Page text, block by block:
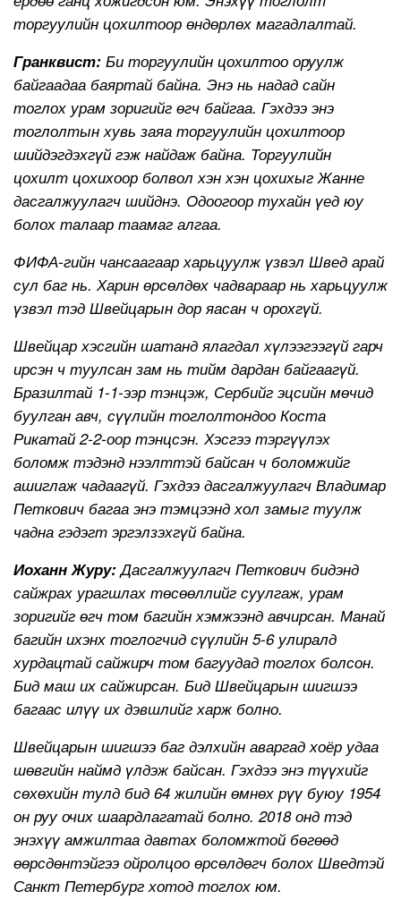
торгуулийн цохилтоор өндөрлөх магадлалтай.
Гранквист: Би торгуулийн цохилтоо оруулж
байгаадаа баяртай байна. Энэ нь надад сайн
тоглох урам зоригийг өгч байгаа. Гэхдээ энэ
тоглолтын хувь заяа торгуулийн цохилтоор
шийдэгдэхгүй гэж найдаж байна. Торгуулийн
цохилт цохихоор болвол хэн хэн цохихыг Жанне
дасгалжуулагч шийднэ. Одоогоор тухайн үед юу
болох талаар таамаг алгаа.
ФИФА-гийн чансаагаар харьцуулж үзвэл Швед арай
сул баг нь. Харин өрсөлдөх чадвараар нь харьцуулж
үзвэл тэд Швейцарын дор яасан ч орохгүй.
Швейцар хэсгийн шатанд ялагдал хүлээгээгүй гарч
ирсэн ч туулсан зам нь тийм дардан байгаагүй.
Бразилтай 1-1-ээр тэнцэж, Сербийг эцсийн мөчид
буулган авч, сүүлийн тоглолтондоо Коста
Рикатай 2-2-оор тэнцсэн. Хэсгээ тэргүүлэх
боломж тэдэнд нээлттэй байсан ч боломжийг
ашиглаж чадаагүй. Гэхдээ дасгалжуулагч Владимар
Петкович багаа энэ тэмцээнд хол замыг туулж
чадна гэдэгт эргэлзэхгүй байна.
Иоханн Журу:Дасгалжуулагч Петкович бидэнд
сайжрах урагшлах төсөөллийг суулгаж, урам
зоригийг өгч том багийн хэмжээнд авчирсан. Манай
багийн ихэнх тоглогчид сүүлийн 5-6 улиралд
хурдацтай сайжирч том багуудад тоглох болсон.
Бид маш их сайжирсан. Бид Швейцарын шигшээ
багаас илүү их дэвшлийг харж болно.
Швейцарын шигшээ баг дэлхийн аваргад хоёр удаа
шөвгийн наймд үлдэж байсан. Гэхдээ энэ түүхийг
сөхөхийн тулд бид 64 жилийн өмнөх рүү буюу 1954
он руу очих шаардлагатай болно. 2018 онд тэд
энэхүү амжилтаа давтах боломжтой бөгөөд
өөрсдөнтэйгээ ойролцоо өрсөлдөгч болох Шведтэй
Санкт Петербург хотод тоглох юм.